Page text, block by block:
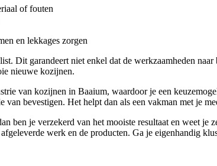
of fouten
en lekkages zorgen
Dit garandeert niet enkel dat de werkzaamheden
nieuwe kozijnen.
van kozijnen in Baaium, waardoor je een
bevestigen. Het helpt dan als een vakman met je
ben je verzekerd van het mooiste resultaat en weet je
werk en de producten. Ga je eigenhandig